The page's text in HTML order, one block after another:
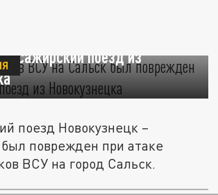
поезд из
поезд Новокузнецк –
поврежден при атаке
ВСУ на город Сальск.